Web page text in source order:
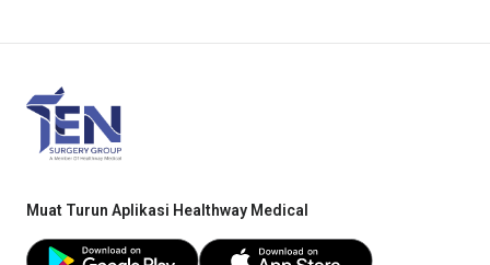
Muat Turun Aplikasi Healthway Medical